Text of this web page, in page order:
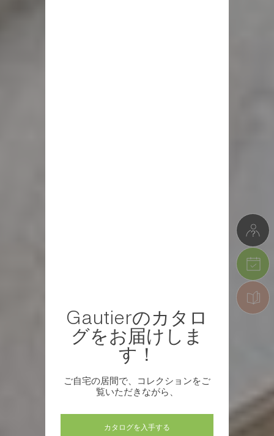
Gautierのカタロ
グをお届けしま
す！
ご自宅の居間で、コレクションをご
覧いただきながら、
カタログを入手する